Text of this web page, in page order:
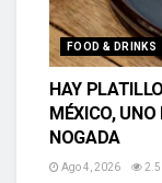
FOOD & DRINKS
HAY
MÉXICO, UNO
NOGADA
Ago 4, 2026